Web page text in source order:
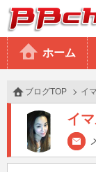
ホーム
ブログTOP イ
イ